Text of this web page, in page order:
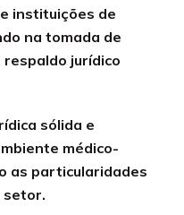
instituições de
na tomada de
jurídico
sólida e
médico-
as particularidades
setor.